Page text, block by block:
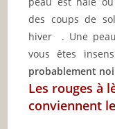
des coups de
hiver . Une
vous êtes
probablement
Les rouges à
conviennent